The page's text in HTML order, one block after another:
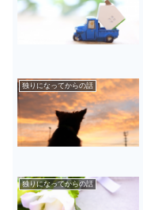
独りになってからの話
独りになってからの話